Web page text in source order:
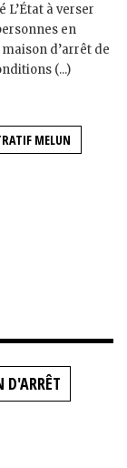
à verser
en
d’arrêt de
(...)
MELUN
D'ARRÊT